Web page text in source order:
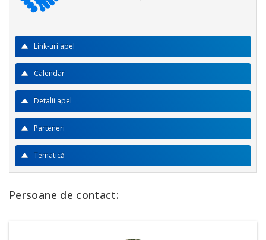
Link-uri apel
Calendar
Detalii apel
Parteneri
Tematică
Persoane de contact: